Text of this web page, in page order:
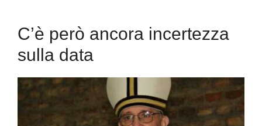
C’è però ancora incertezza
sulla data